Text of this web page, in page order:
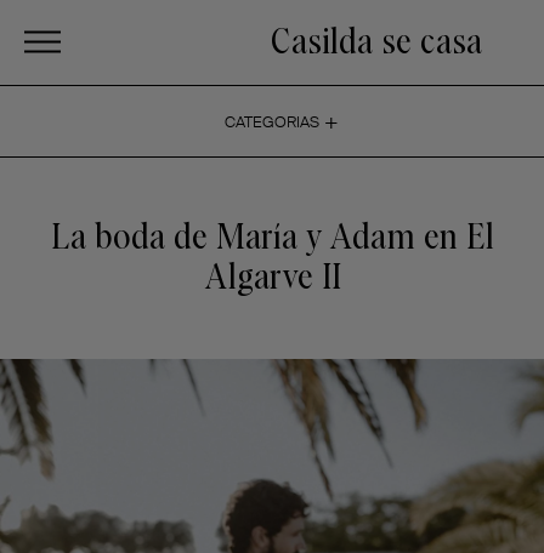
Casilda se casa
CATEGORIAS +
La boda de María y Adam en El
Algarve II